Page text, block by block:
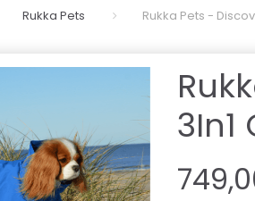
Rukka Pets Rukka Pets -
3In1